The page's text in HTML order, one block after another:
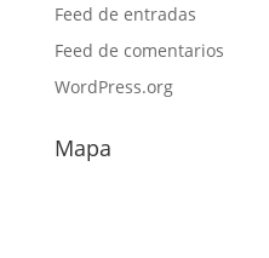
Feed de entradas
Feed de comentarios
WordPress.org
Mapa